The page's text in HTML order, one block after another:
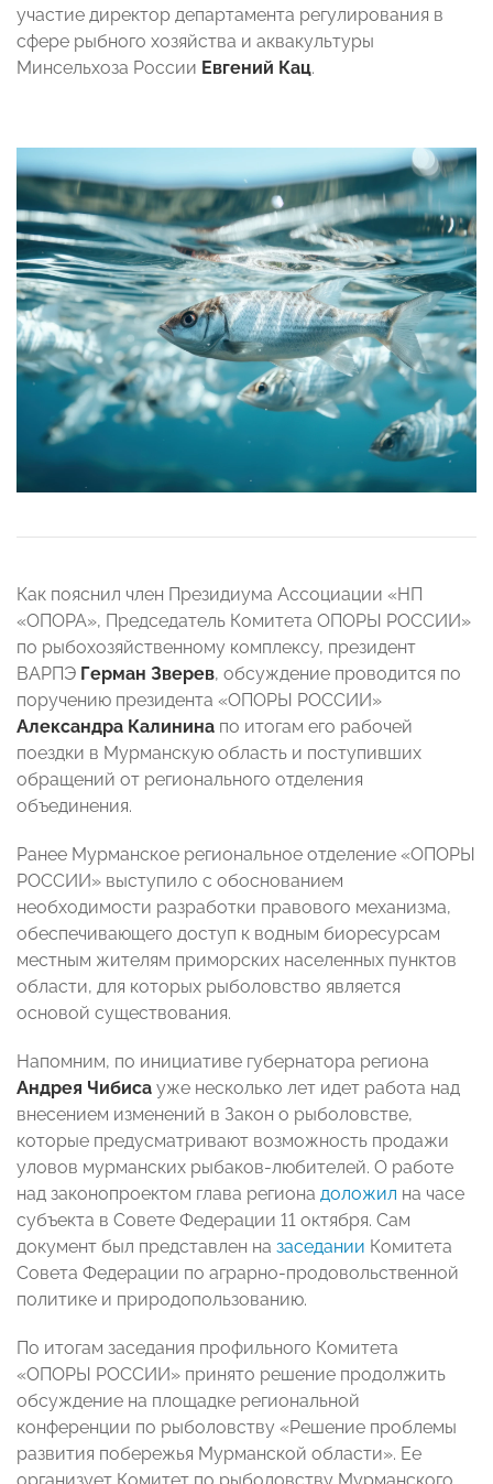
участие директор департамента регулирования в
сфере рыбного хозяйства и аквакультуры
Минсельхоза России Евгений Кац.
Как пояснил член Президиума Ассоциации «НП
«ОПОРА», Председатель Комитета ОПОРЫ РОССИИ»
по рыбохозяйственному комплексу, президент
ВАРПЭ Герман Зверев, обсуждение проводится по
поручению президента «ОПОРЫ РОССИИ»
Александра Калинина по итогам его рабочей
поездки в Мурманскую область и поступивших
обращений от регионального отделения
объединения.
Ранее Мурманское региональное отделение «ОПОРЫ
РОССИИ» выступило с обоснованием
необходимости разработки правового механизма,
обеспечивающего доступ к водным биоресурсам
местным жителям приморских населенных пунктов
области, для которых рыболовство является
основой существования.
Напомним, по инициативе губернатора региона
Андрея Чибиса уже несколько лет идет работа над
внесением изменений в Закон о рыболовстве,
которые предусматривают возможность продажи
уловов мурманских рыбаков-любителей. О работе
над законопроектом глава региона доложил на часе
субъекта в Совете Федерации 11 октября. Сам
документ был представлен на заседании Комитета
Совета Федерации по аграрно-продовольственной
политике и природопользованию.
По итогам заседания профильного Комитета
«ОПОРЫ РОССИИ» принято решение продолжить
обсуждение на площадке региональной
конференции по рыболовству «Решение проблемы
развития побережья Мурманской области». Ее